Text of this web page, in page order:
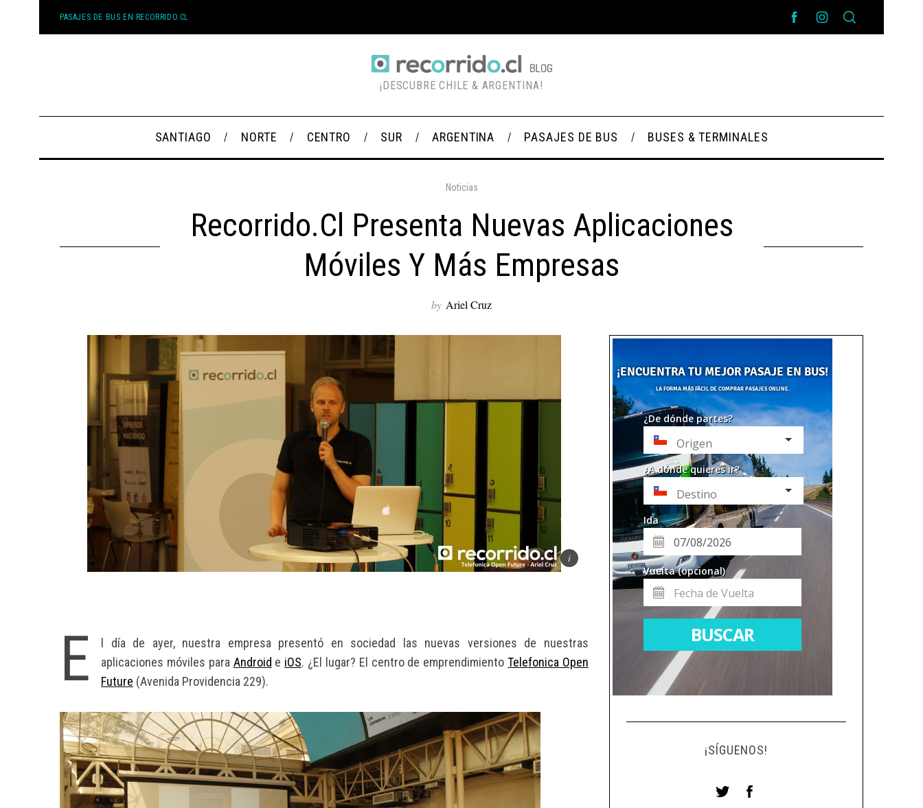
PASAJES DE BUS EN RECORRIDO.CL
¡DESCUBRE CHILE & ARGENTINA!
SANTIAGO NORTE CENTRO SUR ARGENTINA PASAJES DE BUS BUSES & TERMINALES
Noticias
Recorrido.cl Presenta Nuevas Aplicaciones
Móviles Y Más Empresas
by Ariel Cruz
E
l día de ayer, nuestra empresa presentó en sociedad las nuevas versiones de nuestras
aplicaciones móviles para Android e iOS. ¿El lugar? El centro de emprendimientoTelefonica Open
Future (Avenida Providencia 229).
¡SÍGUENOS!